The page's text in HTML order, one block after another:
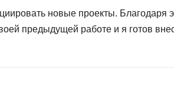
новые проекты. Благодаря
предыдущей работе и я готов